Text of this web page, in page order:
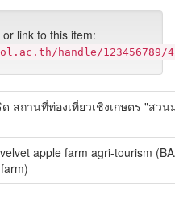
link to this item:
handle/123456789/
สถานที่ท่องเที่ยวเชิงเกษตร "สวน
apple farm agri-tourism